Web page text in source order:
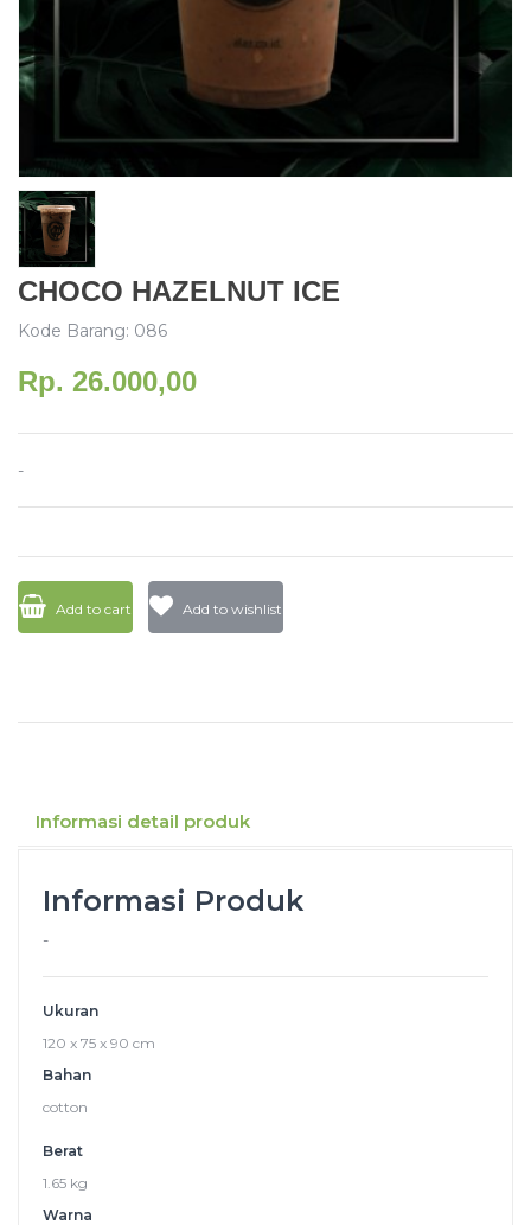
CHOCO HAZELNUT ICE
Kode Barang: 086
Rp. 26.000,00
-
Add to cart Add to wishlist
Informasi detail produk
Informasi Produk
-
Ukuran
120 x 75 x 90 cm
Bahan
cotton
Berat
1.65 kg
Warna